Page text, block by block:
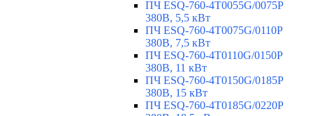
ПЧ ESQ-760-4T0055G/0075P
380В, 5,5 кВт
ПЧ ESQ-760-4T0075G/0110P
380В, 7,5 кВт
ПЧ ESQ-760-4T0110G/0150P
380В, 11 кВт
ПЧ ESQ-760-4T0150G/0185P
380В, 15 кВт
ПЧ ESQ-760-4T0185G/0220P